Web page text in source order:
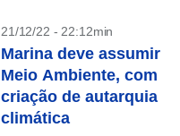
21/12/22 - 22:12min
Marina deve assumir
Meio Ambiente, com
criação de autarquia
climática